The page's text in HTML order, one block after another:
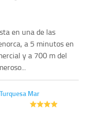
en una de las
a 5 minutos en
y a 700 m del
Mar